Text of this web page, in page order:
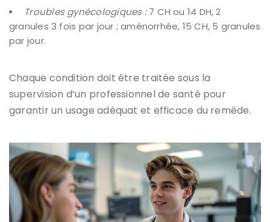
Troubles gynécologiques :7 CH ou 14 DH, 2
granules 3 fois par jour ; aménorrhée, 15 CH, 5 granules
par jour.
Chaque condition doit être traitée sous la
supervision d’un professionnel de santé pour
garantir un usage adéquat et efficace du remède.